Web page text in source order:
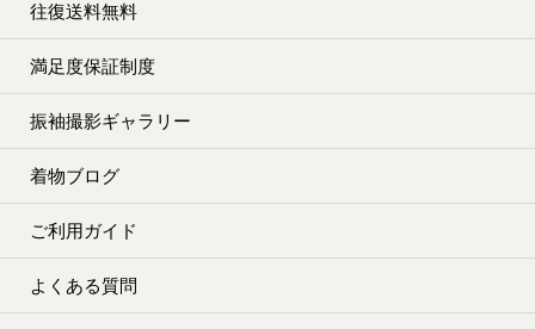
往復送料無料
満足度保証制度
振袖撮影ギャラリー
着物ブログ
ご利用ガイド
よくある質問